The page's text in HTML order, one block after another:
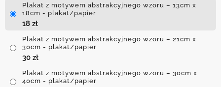
Plakat z motywem abstrakcyjnego wzoru – 13cm x
18cm - plakat/papier
18 zł
Plakat z motywem abstrakcyjnego wzoru – 21cm x
30cm - plakat/papier
30 zł
Plakat z motywem abstrakcyjnego wzoru – 30cm x
40cm - plakat/papier